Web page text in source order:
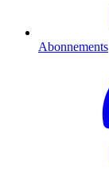
Abonnements